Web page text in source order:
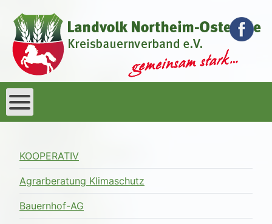
KOOPERATIV
Agrarberatung Klimaschutz
Bauernhof-AG